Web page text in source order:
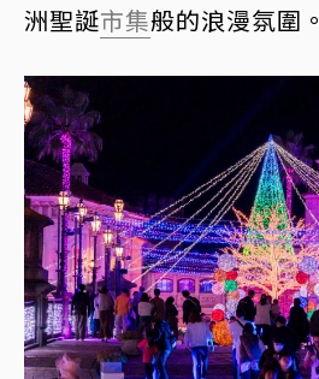
洲聖誕市集般的浪漫氛圍。